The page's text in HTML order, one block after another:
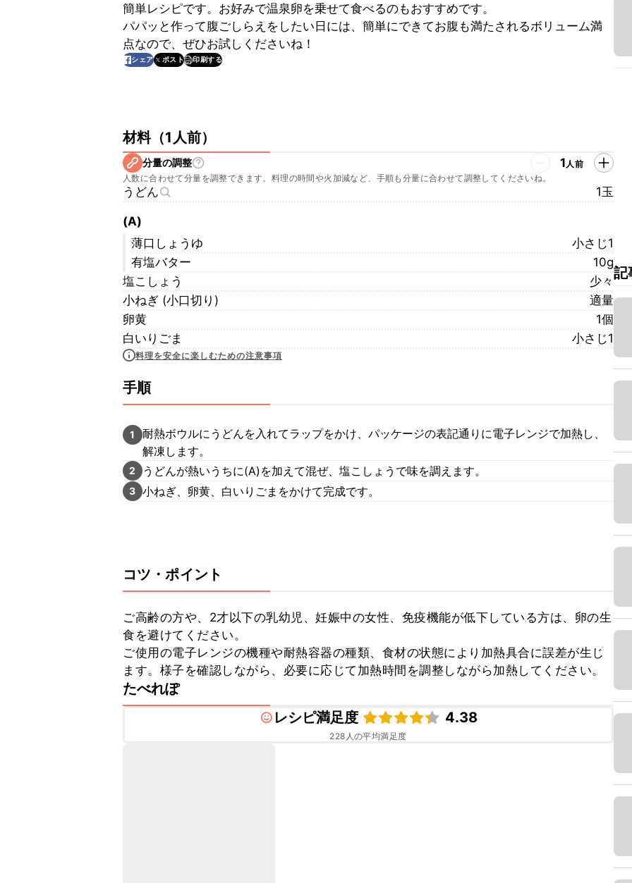
簡単レシピです。お好みで温泉卵を乗せて食べるのもおすすめです。
パパッと作って腹ごしらえをしたい日には、簡単にできてお腹も満たされるボリューム満
点なので、ぜひお試しくださいね！
シェア ポスト 印刷する
材料（1人前）
分量の調整 1人前
人数に合わせて分量を調整できます。料理の時間や火加減など、手順も分量に合わせて調整してくださいね。
うどん 1玉
(A)
薄口しょうゆ
小さじ1
有塩バター
10g
塩こしょう
少々
小ねぎ (小口切り)
適量
卵黄
1個
白いりごま
小さじ1
料理を安全に楽しむための注意事項
手順
1
耐熱ボウルにうどんを入れてラップをかけ、パッケージの表記通りに電子レンジで加熱し、
解凍します。
2 うどんが熱いうちに(A)を加えて混ぜ、塩こしょうで味を調えます。
3 小ねぎ、卵黄、白いりごまをかけて完成です。
コツ・ポイント
ご高齢の方や、2才以下の乳幼児、妊娠中の女性、免疫機能が低下している方は、卵の生
食を避けてください。
ご使用の電子レンジの機種や耐熱容器の種類、食材の状態により加熱具合に誤差が生じ
ます。様子を確認しながら、必要に応じて加熱時間を調整しながら加熱してください。
たべれぽ
レシピ満足度
4.38
228 人の平均満足度
記